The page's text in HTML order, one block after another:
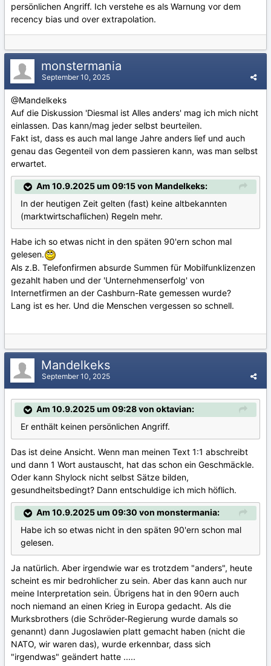
persönlichen Angriff. Ich verstehe es als Warnung vor dem
recency bias und over extrapolation.
monstermania
September 10, 2025
@Mandelkeks
Auf die Diskussion 'Diesmal ist Alles anders' mag ich mich nicht
einlassen. Das kann/mag jeder selbst beurteilen.
Fakt ist, dass es auch mal lange Jahre anders lief und auch
genau das Gegenteil von dem passieren kann, was man selbst
erwartet.
Am 10.9.2025 um 09:15 von Mandelkeks:
In der heutigen Zeit gelten (fast) keine altbekannten
(marktwirtschaflichen) Regeln mehr.
Habe ich so etwas nicht in den späten 90'ern schon mal
gelesen.
Als z.B. Telefonfirmen absurde Summen für Mobilfunklizenzen
gezahlt haben und der 'Unternehmenserfolg' von
Internetfirmen an der Cashburn-Rate gemessen wurde?
Lang ist es her. Und die Menschen vergessen so schnell.
Mandelkeks
September 10, 2025
Am 10.9.2025 um 09:28 von oktavian:
Er enthält keinen persönlichen Angriff.
Das ist deine Ansicht. Wenn man meinen Text 1:1 abschreibt
und dann 1 Wort austauscht, hat das schon ein Geschmäckle.
Oder kann Shylock nicht selbst Sätze bilden,
gesundheitsbedingt? Dann entschuldige ich mich höflich.
Am 10.9.2025 um 09:30 von monstermania:
Habe ich so etwas nicht in den späten 90'ern schon mal
gelesen.
Ja natürlich. Aber irgendwie war es trotzdem "anders", heute
scheint es mir bedrohlicher zu sein. Aber das kann auch nur
meine Interpretation sein. Übrigens hat in den 90ern auch
noch niemand an einen Krieg in Europa gedacht. Als die
Murksbrothers (die Schröder-Regierung wurde damals so
genannt) dann Jugoslawien platt gemacht haben (nicht die
NATO, wir waren das), wurde erkennbar, dass sich
"irgendwas" geändert hatte .....